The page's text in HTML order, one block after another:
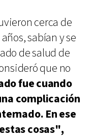
cerca de
sabían y se
de salud de
que no
fue cuando
complicación
En ese
cosas",